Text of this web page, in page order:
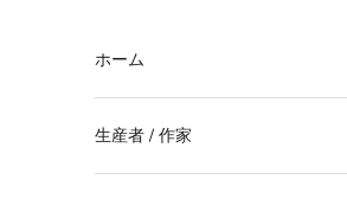
ホーム
生産者 / 作家